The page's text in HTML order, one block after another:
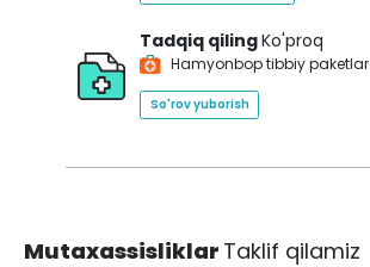
Tadqiq qilingKo'proq
Hamyonbop tibbiy paketlar
So'rov yuborish
Mutaxassisliklar Taklif qilamiz